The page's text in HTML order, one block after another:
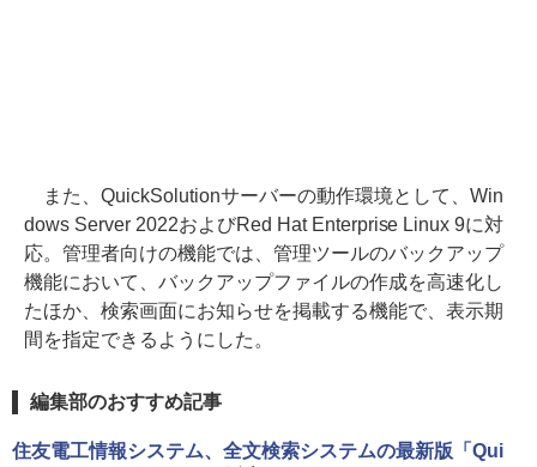
また、QuickSolutionサーバーの動作環境として、Win
dows Server 2022およびRed Hat Enterprise Linux 9に対
応。管理者向けの機能では、管理ツールのバックアップ
機能において、バックアップファイルの作成を高速化し
たほか、検索画面にお知らせを掲載する機能で、表示期
間を指定できるようにした。
編集部のおすすめ記事
住友電工情報システム、全文検索システムの最新版「Qui